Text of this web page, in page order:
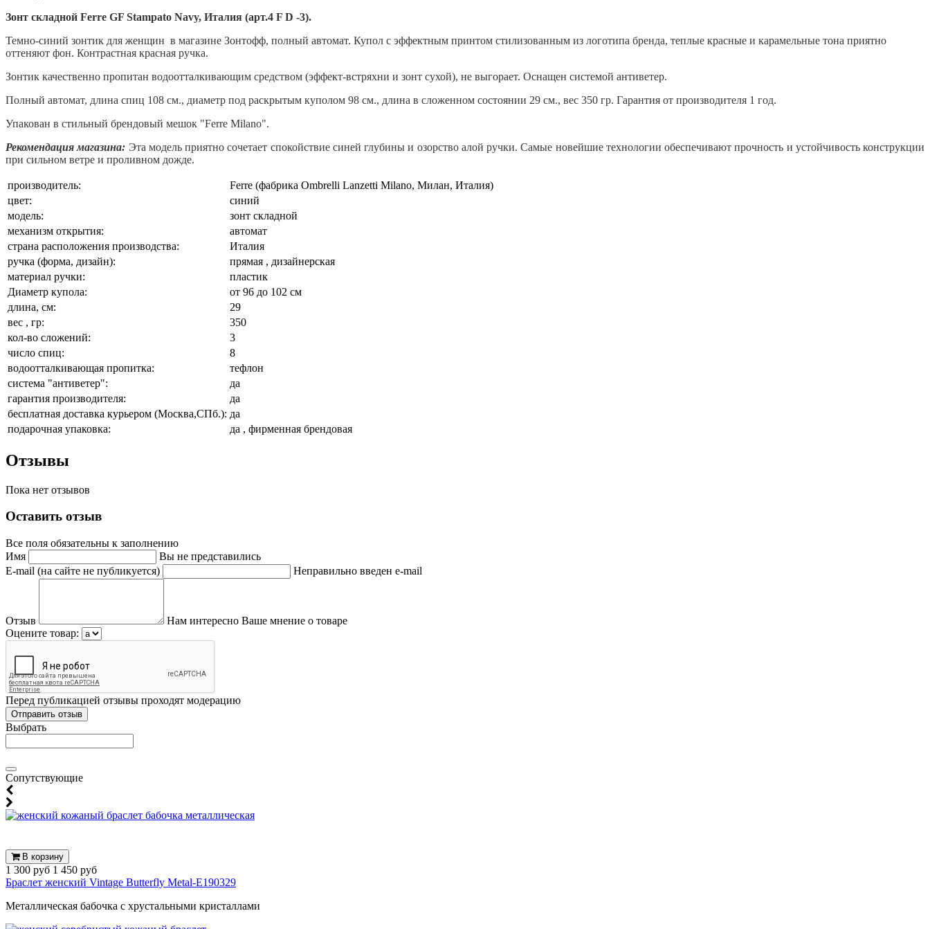
Зонт складной Ferre GF Stampato Navy, Италия (арт.4 F D -3).
Темно-синий зонтик для женщин в магазине Зонтофф, полный автомат. Купол с эффектным принтом стилизованным из логотипа бренда, теплые красные и карамельные тона приятно
оттеняют фон. Контрастная красная ручка.
Зонтик качественно пропитан водоотталкивающим средством (эффект-встряхни и зонт сухой), не выгорает. Оснащен системой антиветер.
Полный автомат, длина спиц 108 см., диаметр под раскрытым куполом 98 см., длина в сложенном состоянии 29 см., вес 350 гр. Гарантия от производителя 1 год.
Упакован в стильный брендовый мешок "Ferre Milano".
Рекомендация магазина: Эта модель приятно сочетает спокойствие синей глубины и озорство алой ручки. Самые новейшие технологии обеспечивают прочность и устойчивость конструкции
при сильном ветре и проливном дожде.
производитель:
Ferre (фабрика Ombrelli Lanzetti Milano, Милан, Италия)
цвет:
синий
модель:
зонт складной
механизм открытия:
автомат
страна расположения производства:
Италия
ручка (форма, дизайн):
прямая , дизайнерская
материал ручки:
пластик
Диаметр купола:
от 96 до 102 см
длина, см:
29
вес , гр:
350
кол-во сложений:
3
число спиц:
8
водоотталкивающая пропитка:
тефлон
система "антиветер":
да
гарантия производителя:
да
бесплатная доставка курьером (Москва,СПб.): да
подарочная упаковка:
да , фирменная брендовая
Отзывы
Пока нет отзывов
Оставить отзыв
Все поля обязательны к заполнению
Имя
Вы не представились
E-mail (на сайте не публикуется)
Неправильно введен e-mail
Отзыв
Нам интересно Ваше мнение о товаре
Оцените товар:
Перед публикацией отзывы проходят модерацию
Выбрать
Cопутствующие
В корзину
1 300 руб 1 450 руб
Браслет женский Vintage Butterfly Metal-E190329
Металлическая бабочка с хрустальными кристаллами